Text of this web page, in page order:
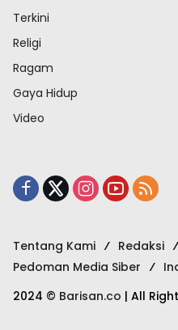
Terkini
Religi
Ragam
Gaya Hidup
Video
Tentang Kami Redaksi
Pedoman Media Siber
2024 © Barisan.co | All